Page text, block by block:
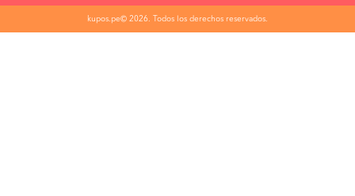
kupos.pe© 2026. Todos los derechos reservados.